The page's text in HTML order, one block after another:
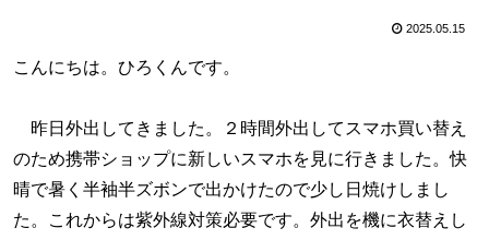
2025.05.15
こんにちは。ひろくんです。
昨日外出してきました。２時間外出してスマホ買い替え
のため携帯ショップに新しいスマホを見に行きました。快
晴で暑く半袖半ズボンで出かけたので少し日焼けしまし
た。これからは紫外線対策必要です。外出を機に衣替えし